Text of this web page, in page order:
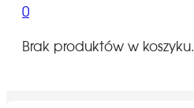
0
Brak produktów w koszyku.